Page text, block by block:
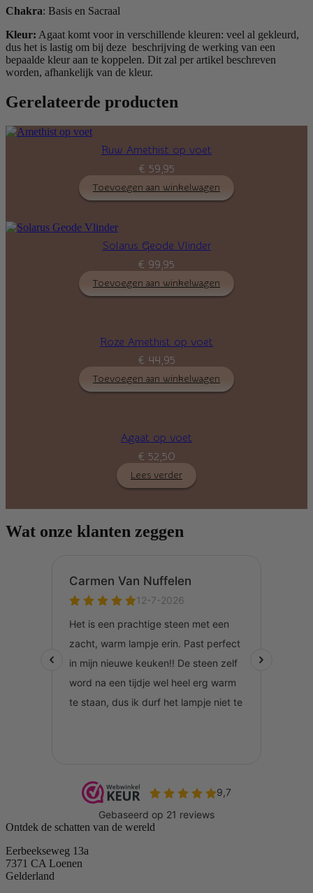
Chakra: Basis en Sacraal
Kleur: Agaat komt voor in verschillende kleuren: veel al gekleurd,
dus het is lastig om bij deze beschrijving de werking van een
bepaalde kleur aan te koppelen. Dit zal per artikel beschreven
worden, afhankelijk van de kleur.
Gerelateerde producten
Ruw Amethist op voet
€ 59,95
Toevoegen aan winkelwagen
Solarus Geode Vlinder
€ 99,95
Toevoegen aan winkelwagen
Roze Amethist op voet
€ 44,95
Toevoegen aan winkelwagen
Agaat op voet
€ 52,50
Lees verder
Wat onze klanten zeggen
Ontdek de schatten van de wereld
Eerbeekseweg 13a
7371 CA Loenen
Gelderland